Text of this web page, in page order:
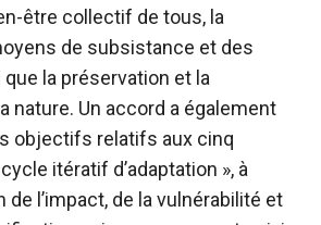
être collectif de tous, la
de subsistance et des
la préservation et la
nature. Un accord a également
objectifs relatifs aux cinq
itératif d’adaptation », à
de l’impact, de la vulnérabilité et